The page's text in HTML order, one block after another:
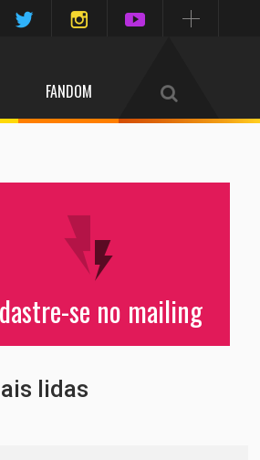
FANDOM
se no mailing
lidas